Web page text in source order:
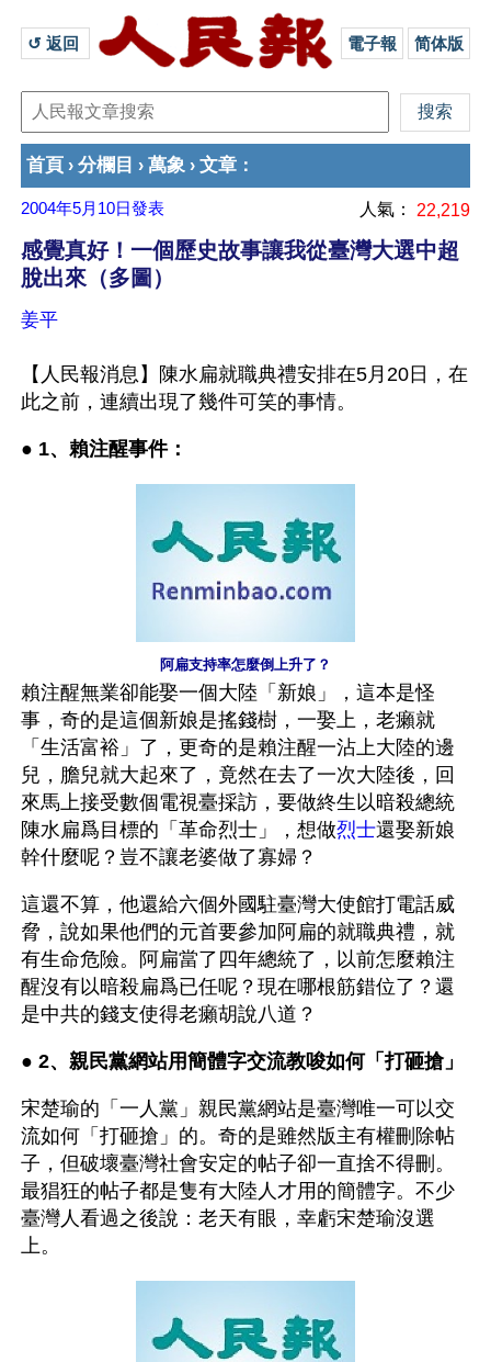
↺ 返回 電子報 简体版
首頁 › 分欄目 › 萬象 › 文章 ：
2004年5月10日發表 人氣： 22,219
感覺真好！一個歷史故事讓我從臺灣大選中超
脫出來（多圖）
姜平
【人民報消息】陳水扁就職典禮安排在5月20日，在
此之前，連續出現了幾件可笑的事情。
● 1、賴注醒事件：
阿扁支持率怎麼倒上升了？
賴注醒無業卻能娶一個大陸「新娘」，這本是怪
事，奇的是這個新娘是搖錢樹，一娶上，老癩就
「生活富裕」了，更奇的是賴注醒一沾上大陸的邊
兒，膽兒就大起來了，竟然在去了一次大陸後，回
來馬上接受數個電視臺採訪，要做終生以暗殺總統
陳水扁爲目標的「革命烈士」，想做烈士還娶新娘
幹什麼呢？豈不讓老婆做了寡婦？
這還不算，他還給六個外國駐臺灣大使館打電話威
脅，說如果他們的元首要參加阿扁的就職典禮，就
有生命危險。阿扁當了四年總統了，以前怎麼賴注
醒沒有以暗殺扁爲已任呢？現在哪根筋錯位了？還
是中共的錢支使得老癩胡說八道？
● 2、親民黨網站用簡體字交流教唆如何「打砸搶」
宋楚瑜的「一人黨」親民黨網站是臺灣唯一可以交
流如何「打砸搶」的。奇的是雖然版主有權刪除帖
子，但破壞臺灣社會安定的帖子卻一直捨不得刪。
最猖狂的帖子都是隻有大陸人才用的簡體字。不少
臺灣人看過之後說：老天有眼，幸虧宋楚瑜沒選
上。